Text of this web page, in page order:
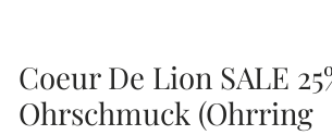
Coeur De Lion SALE
Ohrschmuck (Ohrring